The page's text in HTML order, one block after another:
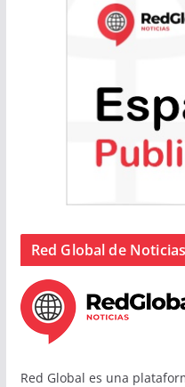
Red Global de Noticias
Red Global es una